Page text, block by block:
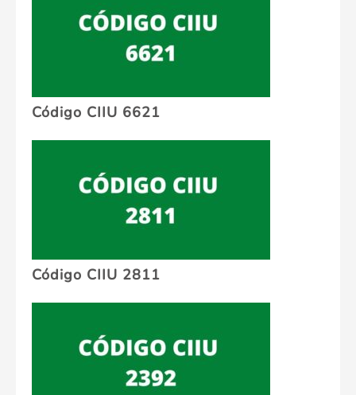
Código CIIU 6621
Código CIIU 2811